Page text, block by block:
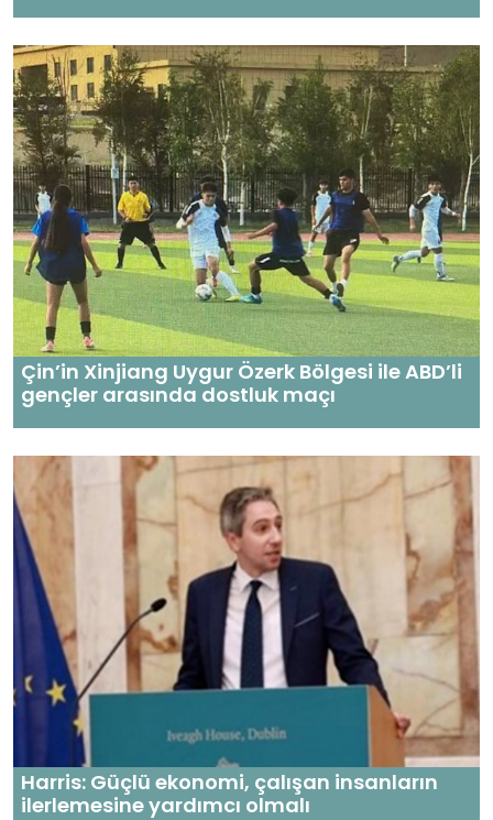
Çin’in Xinjiang Uygur Özerk Bölgesi ile ABD’li
gençler arasında dostluk maçı
Harris: Güçlü ekonomi, çalışan insanların
ilerlemesine yardımcı olmalı